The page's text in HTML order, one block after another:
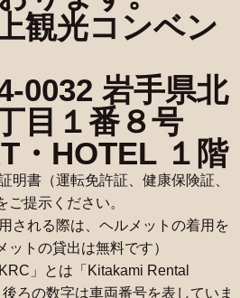
観光コンベン
0032 岩手県北
目１番８号
・HOTEL １階
明書（運転免許証、健康保険証、
提示ください。
される際は、ヘルメットの着用を
トの貸出は無料です）
KRC 」とは「 Kitakami Rental
ろの数字は車両番号を表していま